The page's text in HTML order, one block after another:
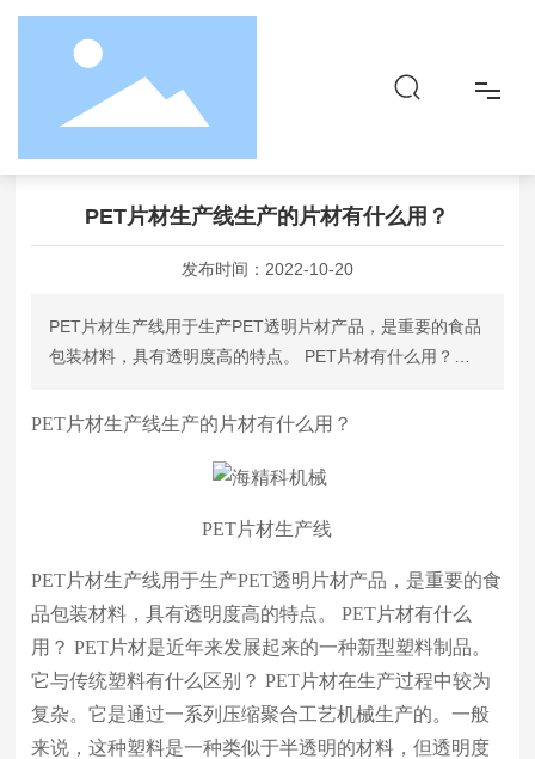
品牌&产品
首页 新闻动态 行业资讯
PET片材生产线生产的片材有什么用？
发布时间： 2022-10-20
PET片材生产线用于生产PET透明片材产品，是重要的食品
包装材料，具有透明度高的特点。 PET片材有什么用？
PET片材生产线生产的片材有什么用？
PET片材生产线
PET片材生产线用于生产PET透明片材产品，是重要的食
品包装材料，具有透明度高的特点。 PET片材有什么
用？ PET片材是近年来发展起来的一种新型塑料制品。
它与传统塑料有什么区别？ PET片材在生产过程中较为
复杂。它是通过一系列压缩聚合工艺机械生产的。一般
来说，这种塑料是一种类似于半透明的材料，但透明度